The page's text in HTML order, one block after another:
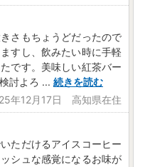
ター行
外部委託しています。
さもちょうどだったので
すし、飲みたい時に手軽
です。美味しい紅茶バー
討よろ ... 続きを読む
年12月17日 高知県在住
ただけるアイスコーヒー
シュな感覚になるお味が